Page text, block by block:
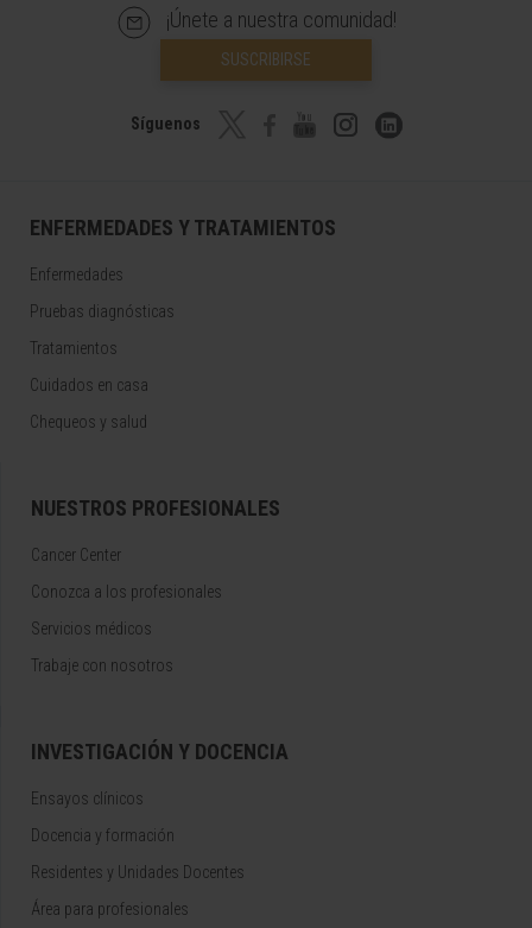
¡Únete a nuestra comunidad!
SUSCRIBIRSE
Síguenos
ENFERMEDADES Y TRATAMIENTOS
Enfermedades
Pruebas diagnósticas
Tratamientos
Cuidados en casa
Chequeos y salud
NUESTROS PROFESIONALES
Cancer Center
Conozca a los profesionales
Servicios médicos
Trabaje con nosotros
INVESTIGACIÓN Y DOCENCIA
Ensayos clínicos
Docencia y formación
Residentes y Unidades Docentes
Área para profesionales